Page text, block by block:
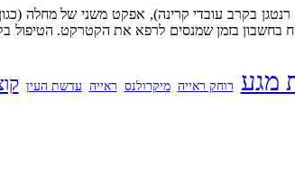
בקרב עובדי קרינה), אפקט משני של מחלה
בחשבון בזמן שמנסים לרפא את הקטרקט. הטיפול
מגע רוחק ראייה מיקרולנס ראייה עדשת העין